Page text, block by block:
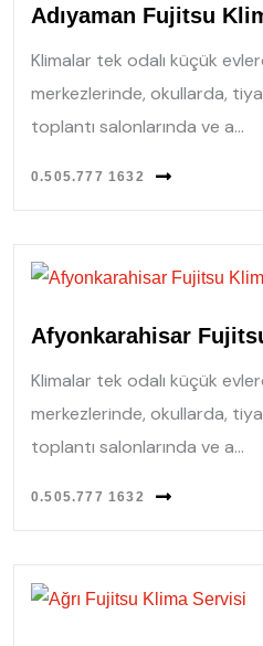
Adıyaman Fujitsu
Klimalar tek odalı küçük
merkezlerinde, okullarda,
toplantı salonlarında ve a...
0.505.777 1632
Afyonkarahisar
Klimalar tek odalı küçük
merkezlerinde, okullarda,
toplantı salonlarında ve a...
0.505.777 1632